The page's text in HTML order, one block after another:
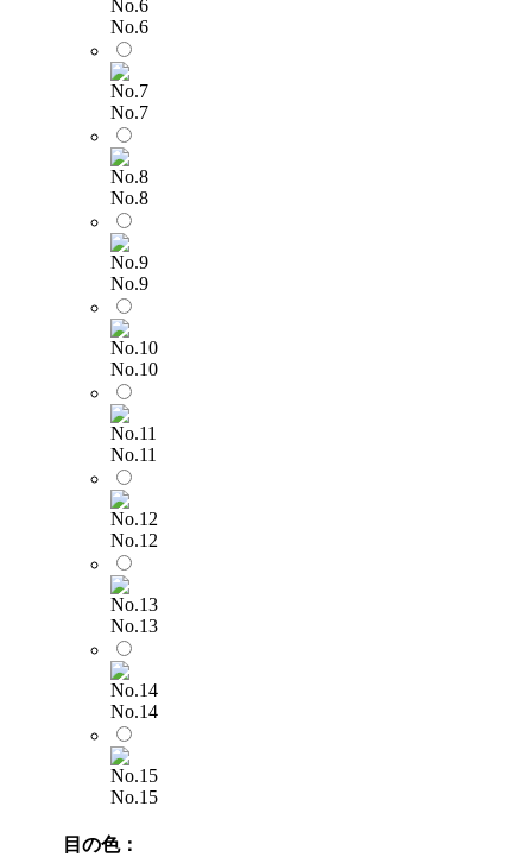
No.6
No.7
No.8
No.9
No.10
No.11
No.12
No.13
No.14
No.15
目の色：